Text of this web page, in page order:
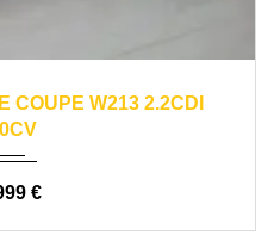
COUPE W213 2.2CDI
€